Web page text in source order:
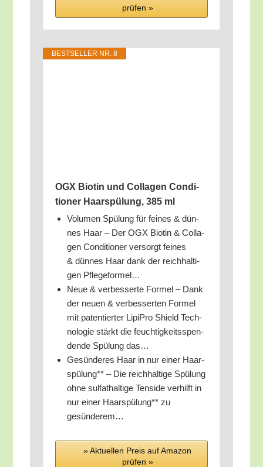
prü­fen »
BEST­SEL­LER NR. 8
OGX Bio­tin und Col­la­gen Con­di­
tio­ner Haar­spü­lung, 385 ml
Volu­men Spü­lung für fei­nes & dün­
nes Haar – Der OGX Bio­tin & Col­la­
gen Con­di­tio­ner ver­sorgt fei­nes
& dün­nes Haar dank der reich­hal­ti­
gen Pflegeformel…
Neue & ver­bes­ser­te For­mel – Dank
der neu­en & ver­bes­ser­ten For­mel
mit paten­tier­ter Lipi­Pro Shield Tech­
no­lo­gie stärkt die feuch­tig­keits­spen­
den­de Spü­lung das…
Gesün­de­res Haar in nur einer Haar­
spü­lung** – Die reich­hal­ti­ge Spü­lung
ohne sul­fat­hal­ti­ge Ten­si­de ver­hilft in
nur einer Haar­spü­lung** zu
gesünderem…
» Aktu­el­len Preis auf Ama­zon
prü­fen »